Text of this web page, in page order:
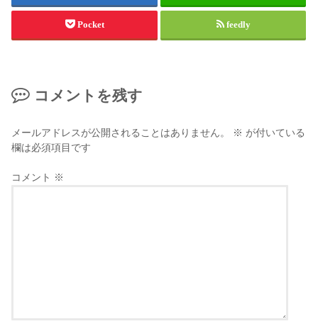
Pocket feedly
コメントを残す
メールアドレスが公開されることはありません。 ※ が付いている
欄は必須項目です
コメント ※